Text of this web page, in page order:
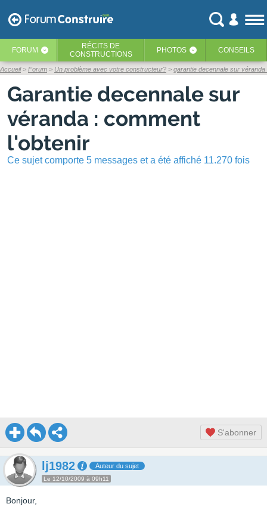
FORUM ‹ RÉCITS DE
CONSTRUCTIONS
PHOTOS ‹ CONSEILS
Accueil Forum Un problème avec votre constructeur? garantie decennale sur
Garantie decennale sur
véranda : comment
l'obtenir
Ce sujet comporte 5 messages et a été affiché 11.270 fois
S'abonner
lj1982 Auteur du sujet
Le 12/10/2009 à 09h11
Bonjour,